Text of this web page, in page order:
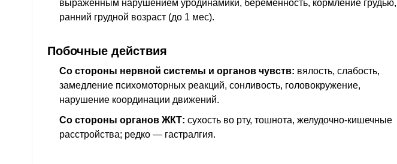
выраженным нарушением уродинамики, беременность, кормление грудью,
ранний грудной возраст (до 1 мес).
Побочные действия
Со стороны нервной системы и органов чувств: вялость, слабость,
замедление психомоторных реакций, сонливость, головокружение,
нарушение координации движений.
Со стороны органов ЖКТ: сухость во рту, тошнота, желудочно-кишечные
расстройства; редко — гастралгия.